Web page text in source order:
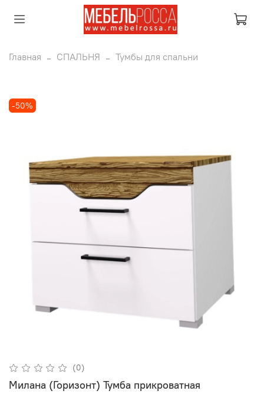
Главная СПАЛЬНЯ Тумбы для спальни
-50%
(0)
Милана (Горизонт) Тумба прикроватная